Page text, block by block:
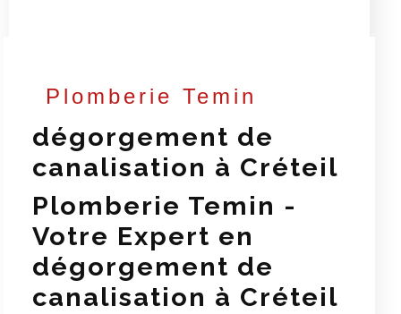
Plomberie Temin
dégorgement de
canalisation à Créteil
Plomberie Temin -
Votre Expert en
dégorgement de
canalisation à Créteil